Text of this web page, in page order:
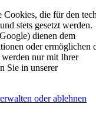
die für den
stets gesetzt werden.
dienen dem
oder ermöglichen
nur mit Ihrer
Sie in unserer
oder ablehnen